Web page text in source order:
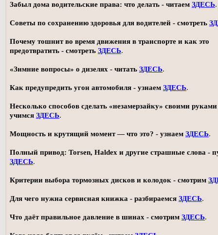
Забыл дома водительские права: что делать - читаем ЗДЕСЬ.
Советы по сохранению здоровья для водителей - смотреть
Почему тошнит во время движения в транспорте и как это
предотвратить - смотреть ЗДЕСЬ.
«Зимние вопросы» о дизелях - читать ЗДЕСЬ.
Как предупредить угон автомобиля - узнаем ЗДЕСЬ.
Несколько способов сделать «незамерзайку» своими
учимся ЗДЕСЬ.
Мощность и крутящий момент — что это? - узнаем ЗДЕСЬ.
Полный привод: Torsen, Haldex и другие страшные слова -
ЗДЕСЬ.
Критерии выбора тормозных дисков и колодок - смотрим
Для чего нужна сервисная книжка - разбираемся ЗДЕСЬ.
Что даёт правильное давление в шинах - смотрим ЗДЕСЬ.